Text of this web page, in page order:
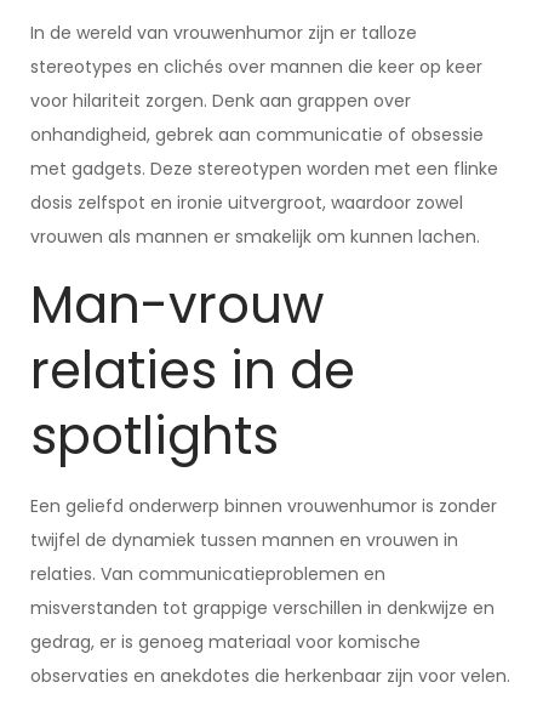
In de wereld van vrouwenhumor zijn er talloze
stereotypes en clichés over mannen die keer op keer
voor hilariteit zorgen. Denk aan grappen over
onhandigheid, gebrek aan communicatie of obsessie
met gadgets. Deze stereotypen worden met een flinke
dosis zelfspot en ironie uitvergroot, waardoor zowel
vrouwen als mannen er smakelijk om kunnen lachen.
Man-vrouw
relaties in de
spotlights
Een geliefd onderwerp binnen vrouwenhumor is zonder
twijfel de dynamiek tussen mannen en vrouwen in
relaties. Van communicatieproblemen en
misverstanden tot grappige verschillen in denkwijze en
gedrag, er is genoeg materiaal voor komische
observaties en anekdotes die herkenbaar zijn voor velen.